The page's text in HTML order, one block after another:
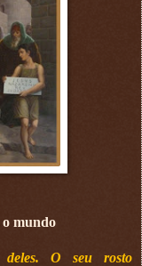
o mundo
O seu rosto